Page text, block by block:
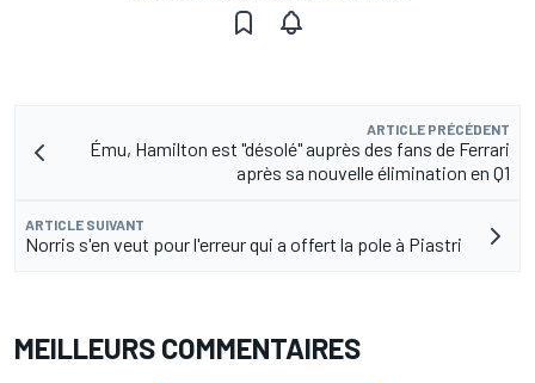
ARTICLE PRÉCÉDENT
Ému, Hamilton est "désolé" auprès des fans de Ferrari
après sa nouvelle élimination en Q1
ARTICLE SUIVANT
Norris s'en veut pour l'erreur qui a offert la pole à Piastri
MEILLEURS COMMENTAIRES